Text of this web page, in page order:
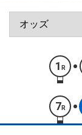
1 R
7 R